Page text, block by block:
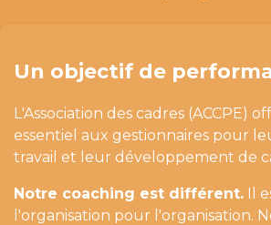
Un objectif de
L'Association des cadres (ACCPE)
essentiel aux gestionnaires pour
travail et leur développement de
Notre coaching est différent. Il
l'organisation pour l'organisation.